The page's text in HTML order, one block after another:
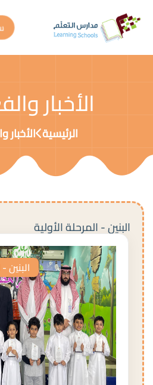
الأخبار
الرئيسية الأخبار
البنين - المرحلة الأولية
البنين